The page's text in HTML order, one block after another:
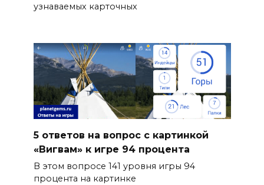
узнаваемых карточных
5 ответов на вопрос с картинкой
«Вигвам» к игре 94 процента
В этом вопросе 141 уровня игры 94
процента на картинке